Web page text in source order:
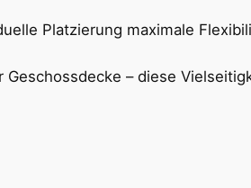
Platzierung maximale
– diese